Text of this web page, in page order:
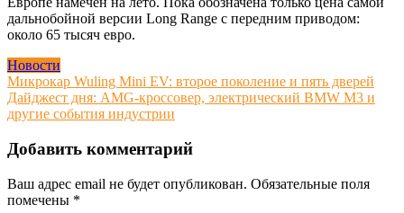
дальнобойной версии Long Range с передним приводом:
около 65 тысяч евро.
Новости
Навигация
по
Микрокар Wuling Mini EV: второе поколение и пять дверей
Дайджест дня: AMG-кроссовер, электрический BMW M3 и
другие события индустрии
Добавить комментарий
Ваш адрес email не будет опубликован. Обязательные поля
помечены *